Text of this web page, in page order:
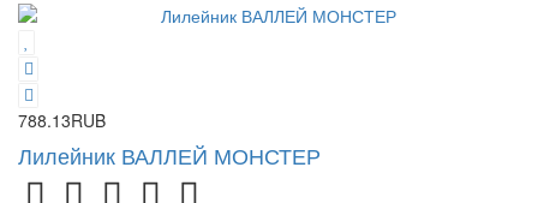
788.13RUB
Лилейник ВАЛЛЕЙ МОНСТЕР